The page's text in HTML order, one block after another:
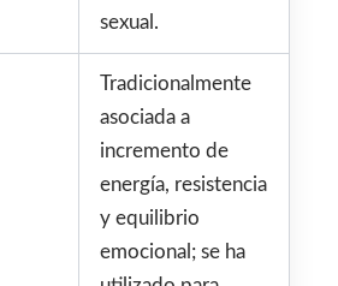
sexual.
Tradicionalmente
asociada a
incremento de
energía, resistencia
y equilibrio
emocional; se ha